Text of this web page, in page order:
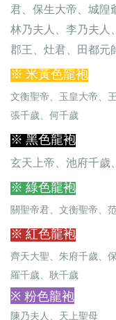
君、保生大帝、城隍
林乃夫人、李乃夫人
郡王、灶君、田都元
※ 米黃色龍袍
文衡聖帝、玉皇大帝、
張千歲、何千歲
※ 黑色龍袍
玄天上帝、池府千歲
※ 綠色龍袍
關聖帝君、文衡聖帝、
※ 紅色龍袍
齊天大聖、朱府千歲、
羅千歲、耿千歲
※ 粉色龍袍
陳乃夫人、天上聖母